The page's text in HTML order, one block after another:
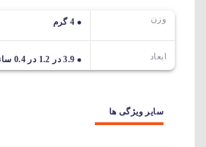
وزن 4 گرم
ابعاد 3.9 در 1.2 در 0.4 سانتی‌متر
سایر ویژگی ها